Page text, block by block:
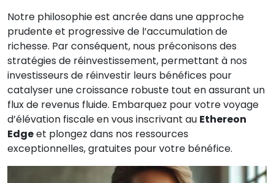
Notre philosophie est ancrée dans une approche
prudente et progressive de l’accumulation de
richesse. Par conséquent, nous préconisons des
stratégies de réinvestissement, permettant à nos
investisseurs de réinvestir leurs bénéfices pour
catalyser une croissance robuste tout en assurant un
flux de revenus fluide. Embarquez pour votre voyage
d’élévation fiscale en vous inscrivant au Ethereon
Edgeet plongez dans nos ressources
exceptionnelles, gratuites pour votre bénéfice.